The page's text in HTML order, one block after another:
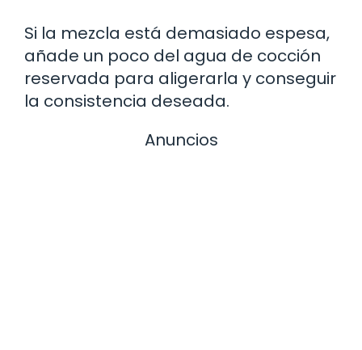
Si la mezcla está demasiado espesa,
añade un poco del agua de cocción
reservada para aligerarla y conseguir
la consistencia deseada.
Anuncios